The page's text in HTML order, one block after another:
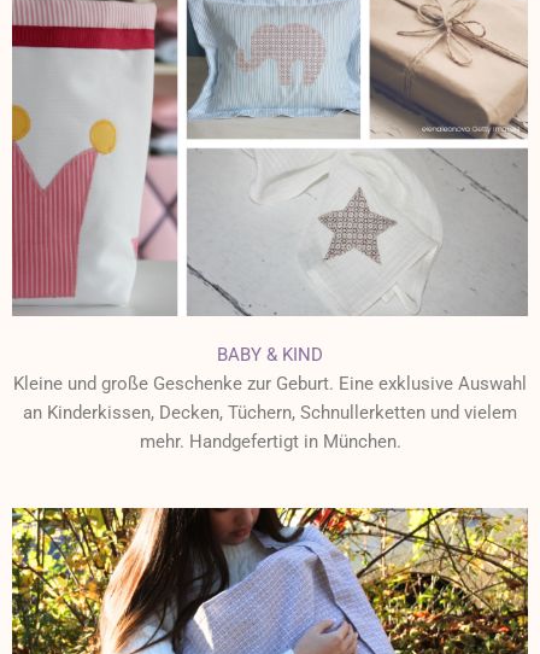
BABY & KIND
Kleine und große Geschenke zur Geburt. Eine exklusive Auswahl
an Kinderkissen, Decken, Tüchern, Schnullerketten und vielem
mehr. Handgefertigt in München.